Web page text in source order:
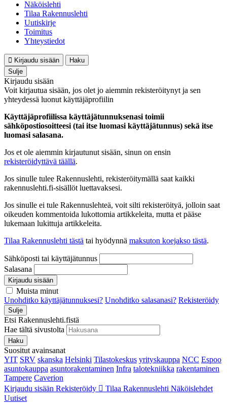
Näköislehti
Tilaa Rakennuslehti
Uutiskirje
Toimitus
Yhteystiedot
Kirjaudu sisään
Haku
Sulje
Kirjaudu sisään
Voit kirjautua sisään, jos olet jo aiemmin rekisteröitynyt ja sen
yhteydessä luonut käyttäjäprofiilin
Käyttäjäprofiilissa käyttäjätunnuksenasi toimii
sähköpostiosoitteesi (tai itse luomasi käyttäjätunnus) sekä itse
luomasi salasana.
Jos et ole aiemmin kirjautunut sisään, sinun on ensin
rekisteröidyttävä täällä.
Jos sinulle tulee Rakennuslehti, rekisteröitymällä saat kaikki
rakennuslehti.fi-sisällöt luettavaksesi.
Jos sinulle ei tule Rakennuslehteä, voit silti rekisteröityä, jolloin saat
oikeuden kommentoida lukottomia artikkeleita, mutta et pääse
lukemaan lukittuja artikkeleita.
Tilaa Rakennuslehti tästä tai hyödynnä maksuton koejakso tästä.
Sähköposti tai käyttäjätunnus
Salasana
Kirjaudu sisään
Muista minut
Unohditko käyttäjätunnuksesi? Unohditko salasanasi? Rekisteröidy
Sulje
Etsi Rakennuslehti.fistä
Hae tältä sivustolta
Haku
Suositut avainsanat
YIT SRV skanska Helsinki Tilastokeskus yrityskauppa NCC Espoo
asuntokauppa asuntorakentaminen Infra talotekniikka rakentaminen
Tampere Caverion
Kirjaudu sisään Rekisteröidy Tilaa Rakennuslehti Näköislehdet
Uutiset